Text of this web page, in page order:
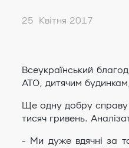
25 Квітня 2017
Всеукраїнський
АТО, дитячим
Ще одну добру справу
тисяч гривень.
- Ми дуже вдячні за